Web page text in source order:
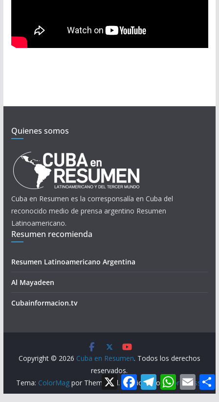
Quienes somos
Cuba en Resumen es la corresponsalía en Cuba del
reconocido medio de prensa argentino Resumen
Latinoamericano.
Resumen recomienda
Resumen Latinoamericano Argentina
Al Mayadeen
Cubainformacion.tv
Copyright © 2026 Cuba en Resumen. Todos los derechos
reservados.
Tema: ColorMag por ThemeGrill. Funciona conWordPress .
X F
a
c
T
e
l
W
h
a
E
m
a